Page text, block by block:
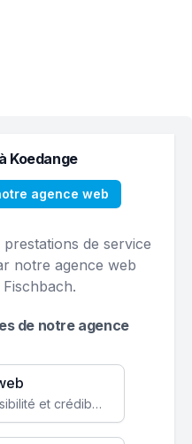
Koedange
agence web
de service
notre agence web
de notre agence
Augmentez votre visibilité et crédibilité en ligne avec un site web performant, conçu pour attirer plus de clients.